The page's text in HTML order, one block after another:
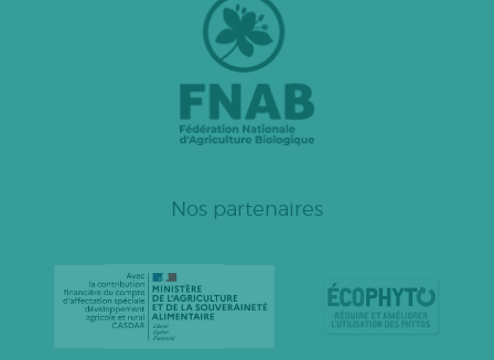
Nos partenaires